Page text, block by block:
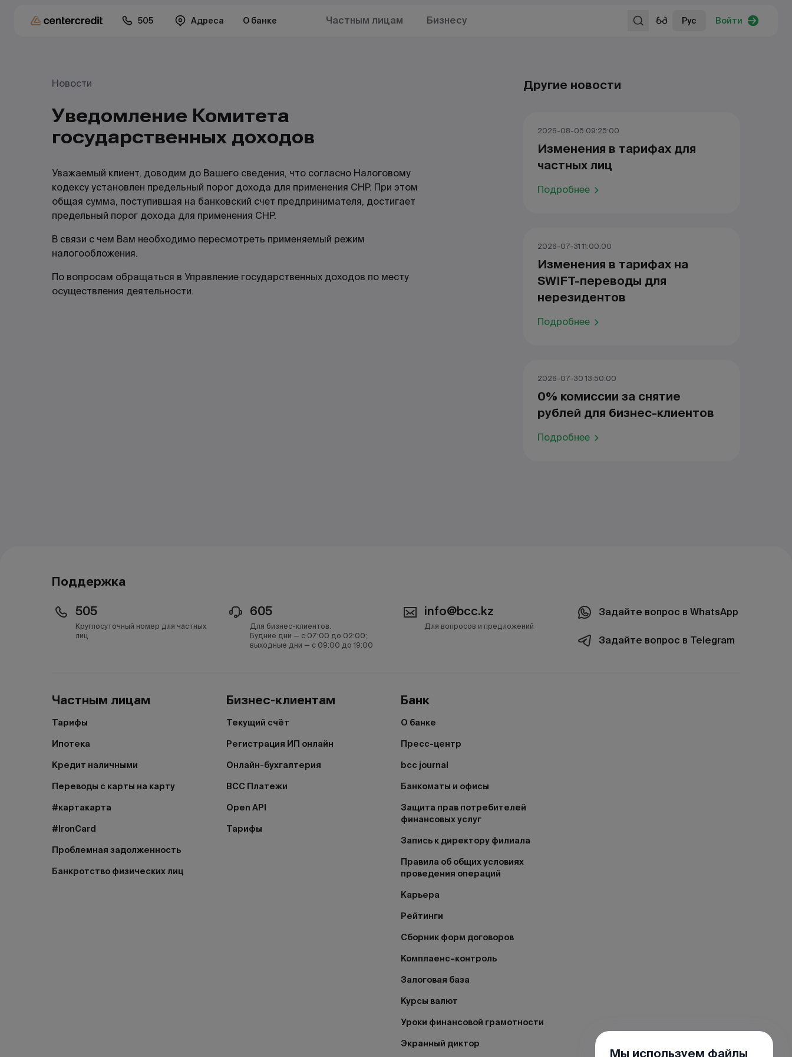
505 Адреса О банке Частным лицам Бизнесу Рус Войти
Новости
Уведомление Комитета
государственных доходов
Уважаемый клиент, доводим до Вашего сведения, что согласно Налоговому
кодексу установлен предельный порог дохода для применения СНР. При этом
общая сумма, поступившая на банковский счет предпринимателя, достигает
предельный порог дохода для применения СНР.
В связи с чем Вам необходимо пересмотреть применяемый режим
налогообложения.
По вопросам обращаться в Управление государственных доходов по месту
осуществления деятельности.
Другие новости
2026-08-05 09:25:00
Изменения в тарифах для
частных лиц
Подробнее
2026-07-31 11:00:00
Изменения в тарифах на
SWIFT-переводы для
нерезидентов
Подробнее
2026-07-30 13:50:00
0% комиссии за снятие
рублей для бизнес-клиентов
Подробнее
Поддержка
505
Круглосуточный номер для частных
лиц
605
Для бизнес-клиентов.
Будние дни — с 07:00 до 02:00;
выходные дни — с 09:00 до 19:00
info@bcc.kz
Для вопросов и предложений
Задайте вопрос в WhatsApp
Задайте вопрос в Telegram
Частным лицам
Тарифы
Ипотека
Кредит наличными
Переводы с карты на карту
#картакарта
#IronCard
Проблемная задолженность
Банкротство физических лиц
Бизнес-клиентам
Текущий счёт
Регистрация ИП онлайн
Онлайн-бухгалтерия
BCC Платежи
Open API
Тарифы
Банк
О банке
Пресс-центр
bcc journal
Банкоматы и офисы
Защита прав потребителей
финансовых услуг
Запись к директору филиала
Правила об общих условиях
проведения операций
Карьера
Рейтинги
Сборник форм договоров
Комплаенс–контроль
Залоговая база
Курсы валют
Уроки финансовой грамотности
Экранный диктор
Мы используем файлы